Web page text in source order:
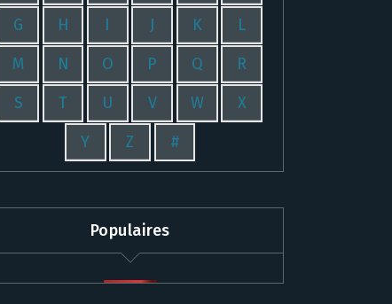
G H I J K L
M N O P Q R
S T U V W X
Y Z #
Populaires